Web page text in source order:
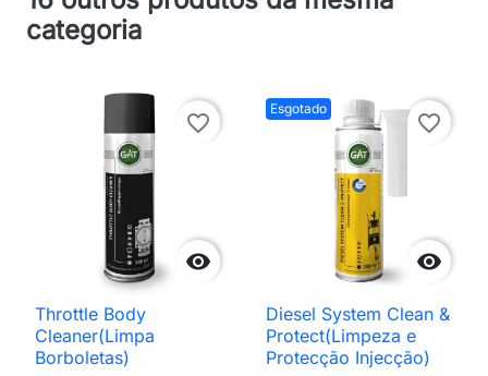
categoria

favorite_border
Throttle Body
Cleaner(Limpa
Borboletas)
Esgotado

favorite_border
Diesel System Clean &
Protect(Limpeza e
Protecção Injecção)